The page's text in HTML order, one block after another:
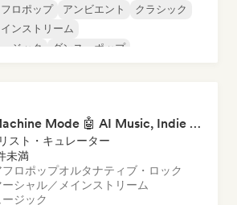
ロポップ アンビエント
クラシック
ンストリーム
ジック
ダンス・ポップ
Pop Machine Mode 🤖 AI Music, Indie Pop & Dream Pop
スト・キュレーター
未満
ロポップオルタナティブ・ロック
ーシャル／メインストリーム
ジック